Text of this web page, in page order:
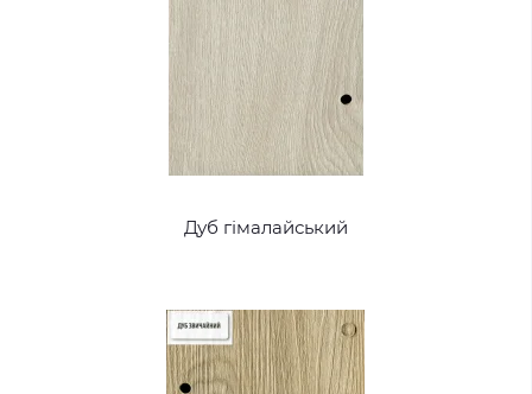
Дуб гімалайський